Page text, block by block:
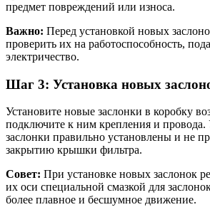
предмет повреждений или износа.
Важно: Перед установкой новых
проверить их на работоспособность,
электричество.
Шаг 3: Установка новых
Установите новые заслонки в коробку
подключите к ним крепления и провода.
заслонки правильно установлены и не
закрытию крышки фильтра.
Совет: При установке новых заслонок
их оси специальной смазкой для
более плавное и бесшумное движение.